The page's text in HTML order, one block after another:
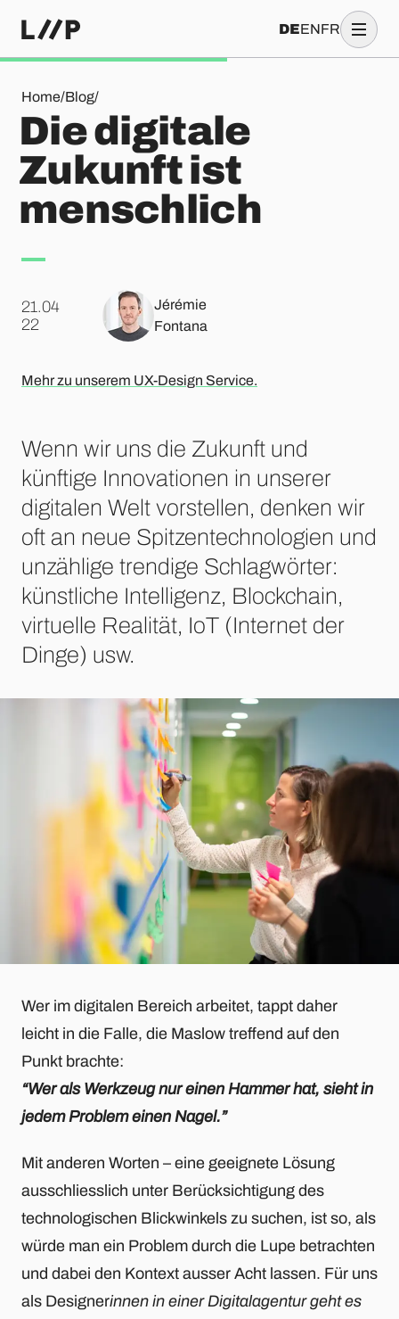
DEENFR
Home/Blog/
Die digitale Zukunft ist menschlich
Die digitale
Zukunft ist
menschlich
21.04
.22
Jérémie
Fontana
Mehr zu unserem UX-Design Service.
Wenn wir uns die Zukunft und
künftige Innovationen in unserer
digitalen Welt vorstellen, denken wir
oft an neue Spitzentechnologien und
unzählige trendige Schlagwörter:
künstliche Intelligenz, Blockchain,
virtuelle Realität, IoT (Internet der
Dinge) usw.
Wer im digitalen Bereich arbeitet, tappt daher
leicht in die Falle, die Maslow treffend auf den
Punkt brachte:
“Wer als Werkzeug nur einen Hammer hat, sieht in
jedem Problem einen Nagel.”
Mit anderen Worten – eine geeignete Lösung
ausschliesslich unter Berücksichtigung des
technologischen Blickwinkels zu suchen, ist so, als
würde man ein Problem durch die Lupe betrachten
und dabei den Kontext ausser Acht lassen. Für uns
als Designerinnen in einer Digitalagentur geht es